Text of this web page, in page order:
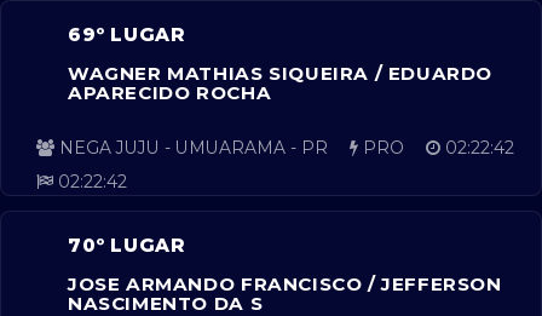
69º LUGAR
WAGNER MATHIAS SIQUEIRA / EDUARDO
APARECIDO ROCHA
NEGA JUJU - UMUARAMA - PR PRO
02:22:42
02:22:42
70º LUGAR
JOSE ARMANDO FRANCISCO / JEFFERSON
NASCIMENTO DA S